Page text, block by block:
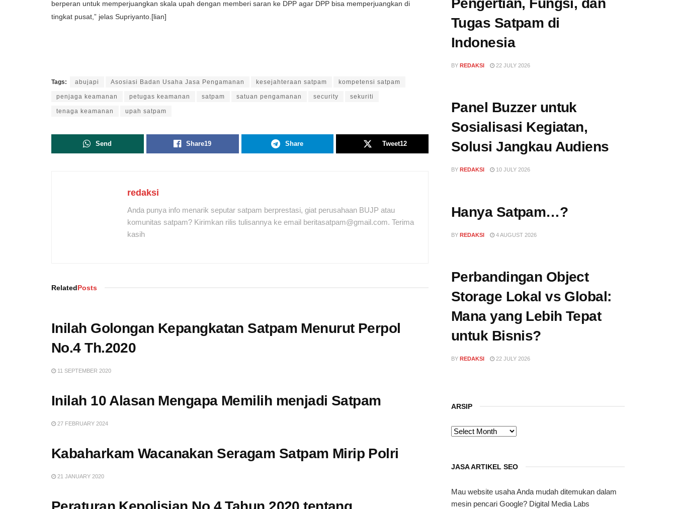
berperan untuk memperjuangkan skala upah dengan memberi saran ke DPP agar DPP bisa memperjuangkan di
tingkat pusat,” jelas Supriyanto.[lian]
Tags: abujapi Asosiasi Badan Usaha Jasa Pengamanan kesejahteraan satpam kompetensi satpam
penjaga keamanan petugas keamanan satpam satuan pengamanan security sekuriti
tenaga keamanan upah satpam
Send Share19 Share Tweet12
redaksi
Anda punya info menarik seputar satpam berprestasi, giat perusahaan BUJP atau
komunitas satpam? Kirimkan rilis tulisannya ke email beritasatpam@gmail.com. Terima
kasih
RelatedPosts
Inilah Golongan Kepangkatan Satpam Menurut Perpol
No.4 Th.2020
11 SEPTEMBER 2020
Inilah 10 Alasan Mengapa Memilih menjadi Satpam
27 FEBRUARY 2024
Kabaharkam Wacanakan Seragam Satpam Mirip Polri
21 JANUARY 2020
Pengertian, Fungsi, dan
Tugas Satpam di
Indonesia
BY REDAKSI 22 JULY 2026
Panel Buzzer untuk
Sosialisasi Kegiatan,
Solusi Jangkau Audiens
BY REDAKSI 10 JULY 2026
Hanya Satpam…?
BY REDAKSI 4 AUGUST 2026
Perbandingan Object
Storage Lokal vs Global:
Mana yang Lebih Tepat
untuk Bisnis?
BY REDAKSI 22 JULY 2026
ARSIP
ARSIP
JASA ARTIKEL SEO
Mau website usaha Anda mudah ditemukan dalam
mesin pencari Google? Digital Media Labs